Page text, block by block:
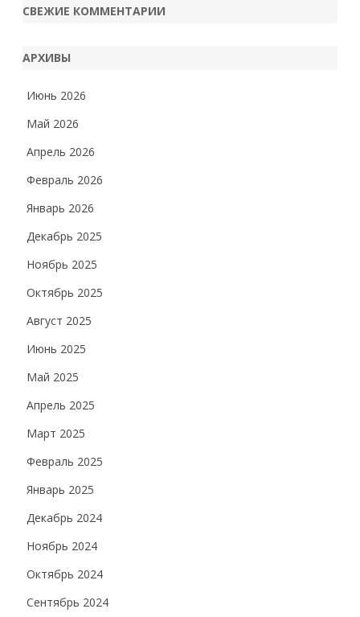
СВЕЖИЕ КОММЕНТАРИИ
АРХИВЫ
Июнь 2026
Май 2026
Апрель 2026
Февраль 2026
Январь 2026
Декабрь 2025
Ноябрь 2025
Октябрь 2025
Август 2025
Июнь 2025
Май 2025
Апрель 2025
Март 2025
Февраль 2025
Январь 2025
Декабрь 2024
Ноябрь 2024
Октябрь 2024
Сентябрь 2024